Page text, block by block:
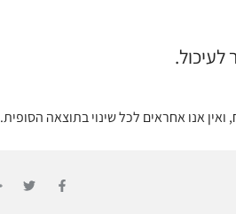
לעיכול.
אנו אחראים לכל שינוי בתוצאה הסופית.